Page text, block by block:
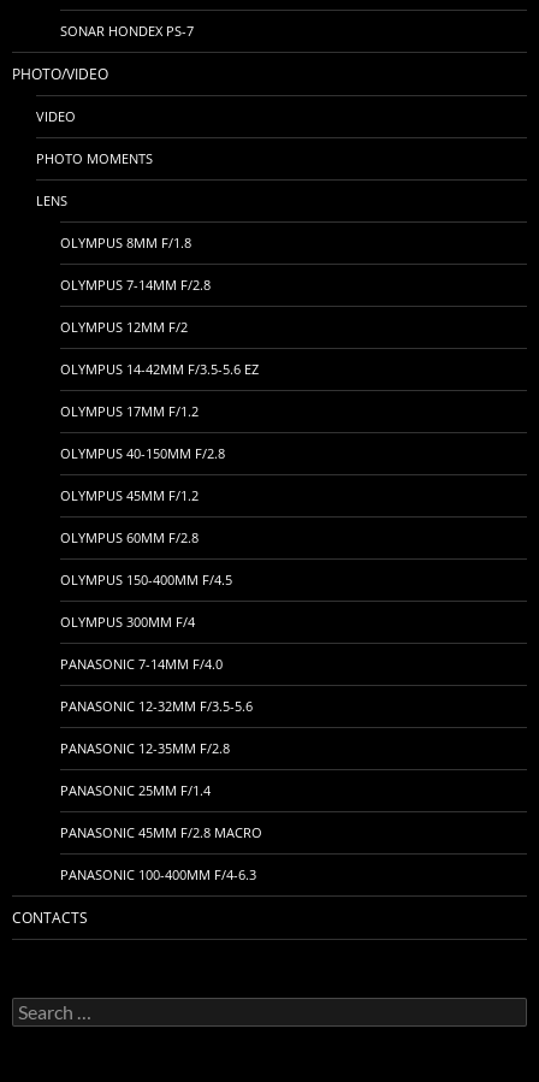
SONAR HONDEX PS-7
PHOTO/VIDEO
VIDEO
PHOTO MOMENTS
LENS
OLYMPUS 8MM F/1.8
OLYMPUS 7-14MM F/2.8
OLYMPUS 12MM F/2
OLYMPUS 14-42MM F/3.5-5.6 EZ
OLYMPUS 17MM F/1.2
OLYMPUS 40-150MM F/2.8
OLYMPUS 45MM F/1.2
OLYMPUS 60MM F/2.8
OLYMPUS 150-400MM F/4.5
OLYMPUS 300MM F/4
PANASONIC 7-14MM F/4.0
PANASONIC 12-32MM F/3.5-5.6
PANASONIC 12-35MM F/2.8
PANASONIC 25MM F/1.4
PANASONIC 45MM F/2.8 MACRO
PANASONIC 100-400MM F/4-6.3
CONTACTS
Search
for: